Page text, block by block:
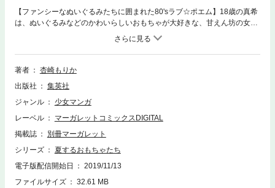
【ファンシーなぬいぐるみたちに囲まれた80'sラブ☆ポエム】18歳の真希
は、ぬいぐるみなどのかわいらしいおもちゃが大好きな、甘えん坊の女の
子。でも、1か月前に母親を亡くし、幼い弟の母親代わりに。意を決して
ぬいぐるみを捨てに行こうとすると、素敵な青年が「いらないならくれな
い？」と声をかけてきて…。ふんわり優しい春風のようなショートラブス
トーリー。 【同時収録】冬季めき
著者
杏崎もりか
出版社
集英社
ジャンル
少女マンガ
レーベル
マーガレットコミックスDIGITAL
掲載誌
別冊マーガレット
シリーズ
夏するおもちゃたち
電子版配信開始日
2019/11/13
ファイルサイズ
32.61 MB